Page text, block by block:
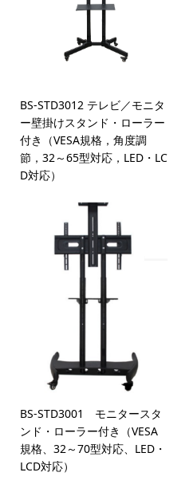
BS-STD3012 テレビ／モニタ
ー壁掛けスタンド・ローラー
付き（VESA規格，角度調
節，32～65型対応，LED・LC
D対応）
BS-STD3001 モニタースタ
ンド・ローラー付き（VESA
規格、32～70型対応、LED・
LCD対応）